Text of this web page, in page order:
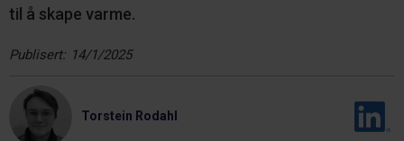
til å skape varme.
Publisert: 14/1/2025
Torstein Rodahl